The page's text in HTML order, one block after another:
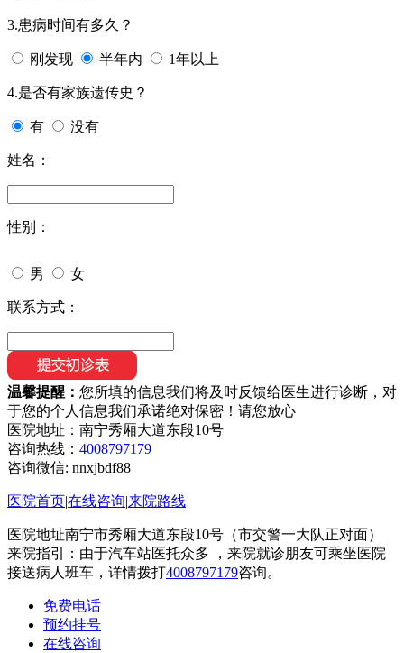
3.患病时间有多久？
刚发现 半年内 1年以上
4.是否有家族遗传史？
有 没有
姓名：
性别：
男 女
联系方式：
温馨提醒： 您所填的信息我们将及时反馈给医生进行诊断，对
于您的个人信息我们承诺绝对保密！请您放心
医院地址：南宁秀厢大道东段10号
咨询热线： 4008797179
咨询微信: nnxjbdf88
医院首页|在线咨询|来院路线
医院地址南宁市秀厢大道东段10号（市交警一大队正对面）
来院指引：由于汽车站医托众多 ，来院就诊朋友可乘坐医院
接送病人班车，详情拨打4008797179咨询。
免费电话
预约挂号
在线咨询